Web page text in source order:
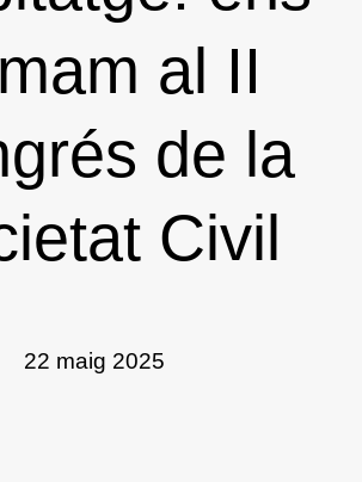
al II
de la
Civil
22 maig 2025